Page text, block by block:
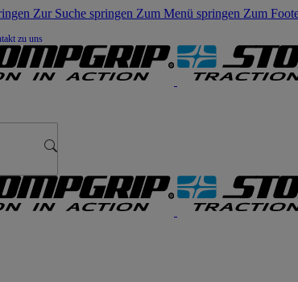
Zur Suche springen Zum Menü springen Zum
zu uns